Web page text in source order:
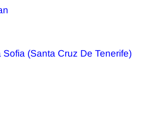
(Santa Cruz De Tenerife)